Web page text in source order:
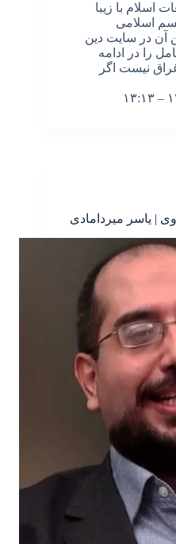
اسلام با زیبا
اسلامی
آن در سایت دین
را در ادامه
نیست اگر
| یاسر میردامادی